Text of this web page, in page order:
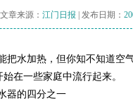
文章来源： 江门日报 | 发布日期：
把水加热，但你知不知道空
在一些家庭中流行起来。
器的四分之一